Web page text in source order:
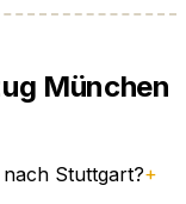
München
Stuttgart?+